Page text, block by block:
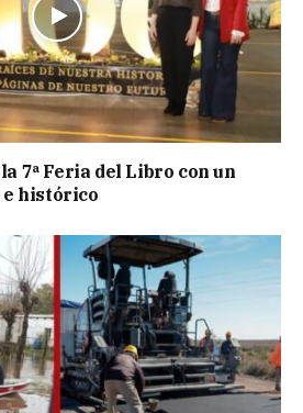
7ª Feria del Libro con un
histórico